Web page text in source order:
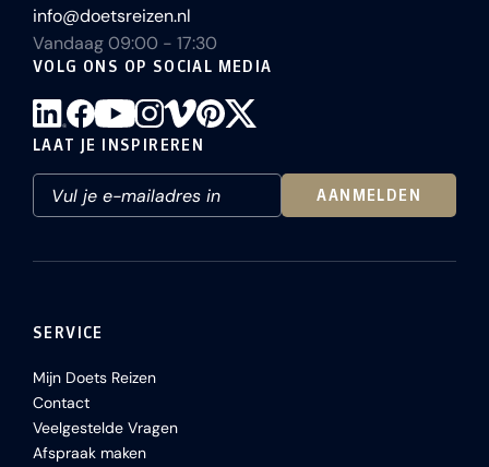
info@doetsreizen.nl
Vandaag 09:00 - 17:30
VOLG ONS OP SOCIAL MEDIA
LAAT JE INSPIREREN
AANMELDEN
SERVICE
Mijn Doets Reizen
Contact
Veelgestelde Vragen
Afspraak maken